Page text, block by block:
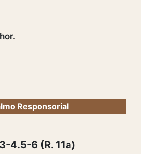
Responsorial
4.5-6 (R. 11a)